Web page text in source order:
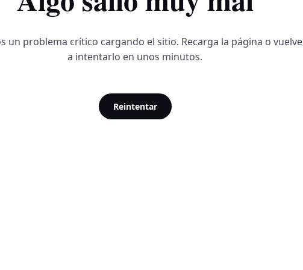
un problema crítico cargando el sitio. Recarga la página o vuelve
a intentarlo en unos minutos.
Reintentar